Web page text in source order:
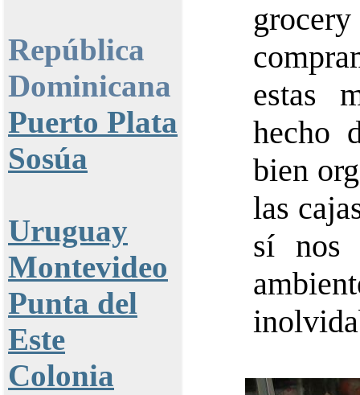
República
Dominicana
Puerto Plata
Sosúa
Uruguay
Montevideo
Punta del
Este
Colonia
estas
hecho
bien
las
sí nos